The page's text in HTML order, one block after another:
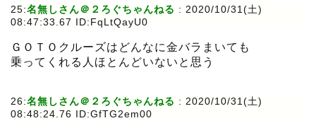
25:名無しさん＠２ろぐちゃんねる : 2020/10/31(土)
08:47:33.67 ID:FqLtQayU0
ＧＯＴＯクルーズはどんなに金バラまいても
乗ってくれる人ほとんどいないと思う
26:名無しさん＠２ろぐちゃんねる : 2020/10/31(土)
08:48:24.76 ID:GfTG2em00